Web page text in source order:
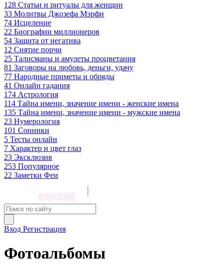
128 Статьи и ритуалы для женщин
33 Молитвы Джозефа Мэрфи
74 Исцеление
22 Биографии миллионеров
54 Защита от негатива
12 Снятие порчи
25 Талисманы и амулеты процветания
81 Заговоры на любовь, деньги, удачу
77 Народные приметы и обряды
41 Онлайн гадания
174 Астрология
114 Тайна имени, значение имени - женские имена
135 Тайна имени, значение имени - мужские имена
23 Нумерология
101 Сонники
5 Тесты онлайн
7 Характер и цвет глаз
23 Эксклюзив
253 Популярное
22 Заметки Феи
Вход Регистрация
Фотоальбомы